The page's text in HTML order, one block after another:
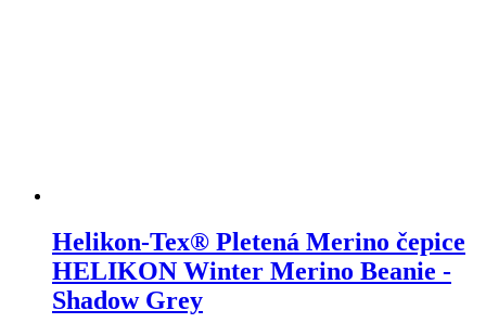
Helikon-Tex® Pletená Merino čepice
HELIKON Winter Merino Beanie -
Shadow Grey